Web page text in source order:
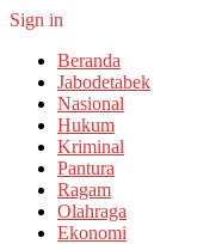
Sign in
Beranda
Jabodetabek
Nasional
Hukum
Kriminal
Pantura
Ragam
Olahraga
Ekonomi